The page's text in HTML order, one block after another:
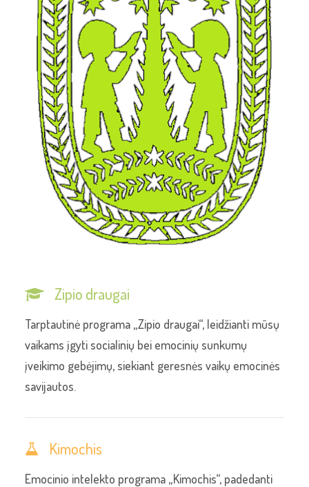
Zipio draugai
Tarptautinė programa „Zipio draugai“, leidžianti mūsų
vaikams įgyti socialinių bei emocinių sunkumų
įveikimo gebėjimų, siekiant geresnės vaikų emocinės
savijautos.
Kimochis
Emocinio intelekto programa „Kimochis“, padedanti